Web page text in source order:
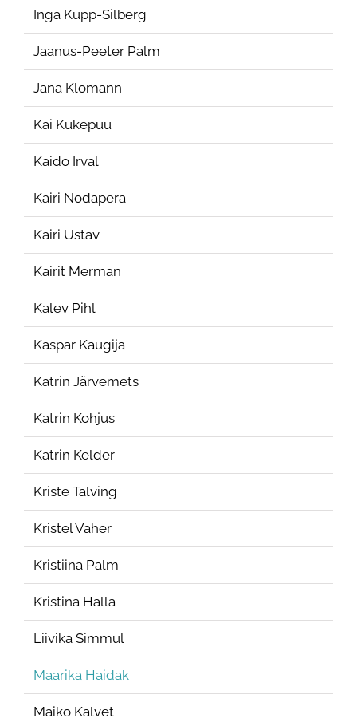
Inga Kupp-Silberg
Jaanus-Peeter Palm
Jana Klomann
Kai Kukepuu
Kaido Irval
Kairi Nodapera
Kairi Ustav
Kairit Merman
Kalev Pihl
Kaspar Kaugija
Katrin Järvemets
Katrin Kohjus
Katrin Kelder
Kriste Talving
Kristel Vaher
Kristiina Palm
Kristina Halla
Liivika Simmul
Maarika Haidak
Maiko Kalvet